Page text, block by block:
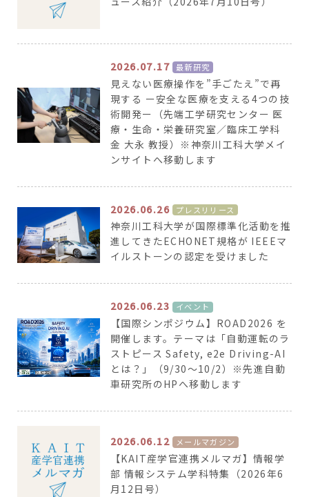
2026.07.17 最新研究
見えない医療操作を”手ごたえ”で再
現する ー安全な医療を支える4つの技
術開発ー（先端工学研究センター 医
療・生命・栄養研究室／臨床工学科
金 大永 教授）※神奈川工科大学メイ
ンサイトへ移動します
2026.06.26 プレスリリース
神奈川工科大学が国際標準化活動を推
進してきたECHONET規格が IEEEマ
イルストーンの認定を受けました
2026.06.23 イベント
【国際シンポジウム】ROAD2026 を
開催します。テーマは「自動運転のラ
ストピース Safety, e2e Driving-AI
とは？」（9/30～10/2）※先進自動
車研究所のHPへ移動します
2026.06.12 メールマガジン
【KAIT産学官連携メルマガ】情報学
部 情報システム学科特集（2026年6
月12日号）